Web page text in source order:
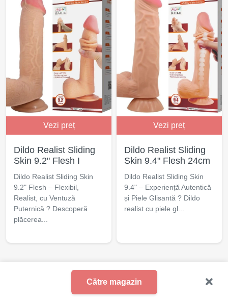
Vezi preț
Dildo Realist Sliding
Skin 9.2" Flesh I
Dildo Realist Sliding Skin
9.2" Flesh – Flexibil,
Realist, cu Ventuză
Puternică ? Descoperă
plăcerea...
Vezi preț
Dildo Realist Sliding
Skin 9.4" Flesh 24cm
Dildo Realist Sliding Skin
9.4" – Experiență Autentică
și Piele Glisantă ? Dildo
realist cu piele gl...
Către magazin
© 2021 - 2025 Excita.ro
Erotica
Barber